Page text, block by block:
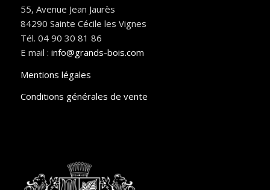
55, Avenue Jean Jaurès
84290 Sainte Cécile les Vignes
Tél. 04 90 30 81 86
E mail : info@grands-bois.com
Mentions légales
Conditions générales de vente